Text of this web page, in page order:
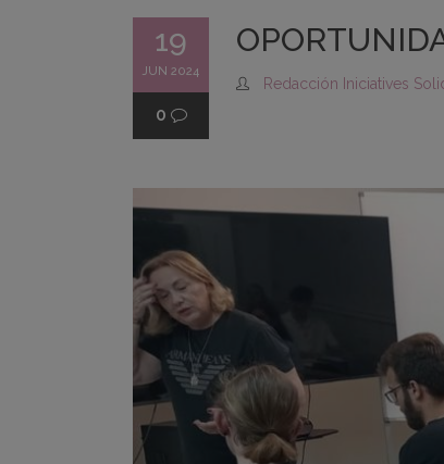
19
JUN 2024
0
Redacción Iniciatives